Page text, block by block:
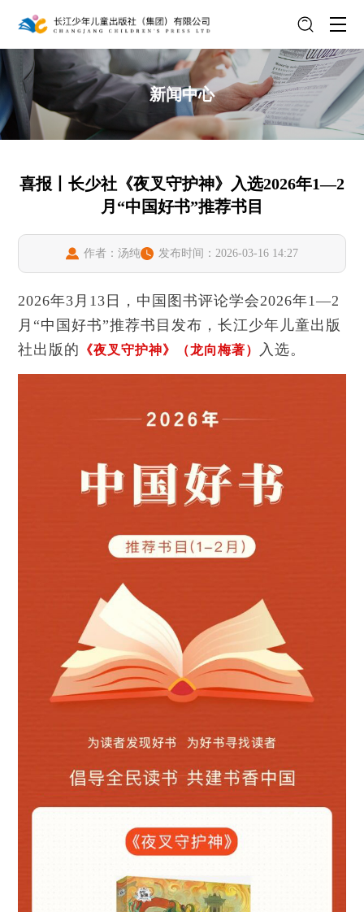
新闻中心
喜报丨长少社《夜叉守护神》入选2026年1—2
月“中国好书”推荐书目
作者：汤纯 发布时间：2026-03-16 14:27
2026年3月13日，中国图书评论学会2026年1—2
月“中国好书”推荐书目发布，长江少年儿童出版
社出版的 《夜叉守护神》（龙向梅著） 入选。